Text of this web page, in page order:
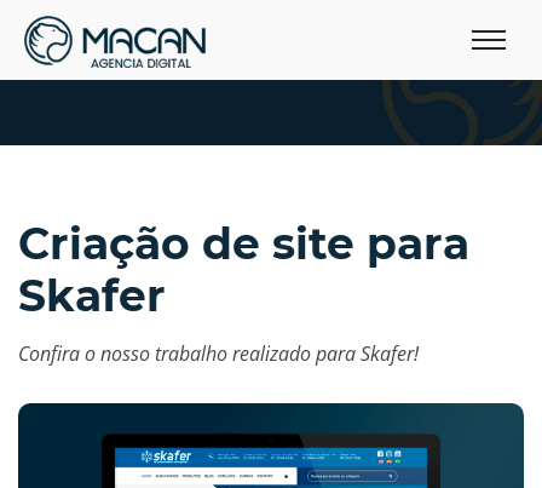
Criação de site para
Skafer
Confira o nosso trabalho realizado para Skafer!